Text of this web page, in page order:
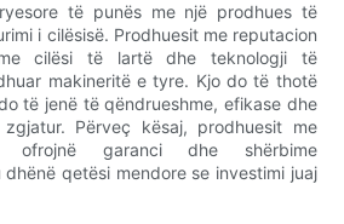
të punës me një prodhues të
i cilësisë. Prodhuesit me reputacion
cilësi të lartë dhe teknologji të
makineritë e tyre. Kjo do të thotë
të jenë të qëndrueshme, efikase dhe
Përveç kësaj, prodhuesit me
ofrojnë garanci dhe shërbime
qetësi mendore se investimi juaj